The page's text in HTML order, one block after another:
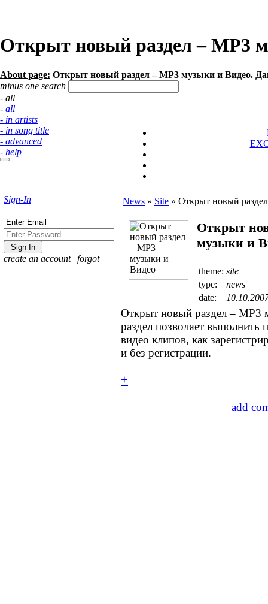
Открыт новый раздел – MP3
About page: Открыт новый раздел – MP3 музыки и Видео.
minus one search
- all
- all
- in artists
- in song title
- advanced
- help
Sign-In
create an account ¦ forgot
News » Site » Открыт новый
Открыт
музыки и
theme: site
type:
news
date:
Открыт новый раздел –
раздел позволяет выполнить
видео клипов, как
и без регистрации.
+
add